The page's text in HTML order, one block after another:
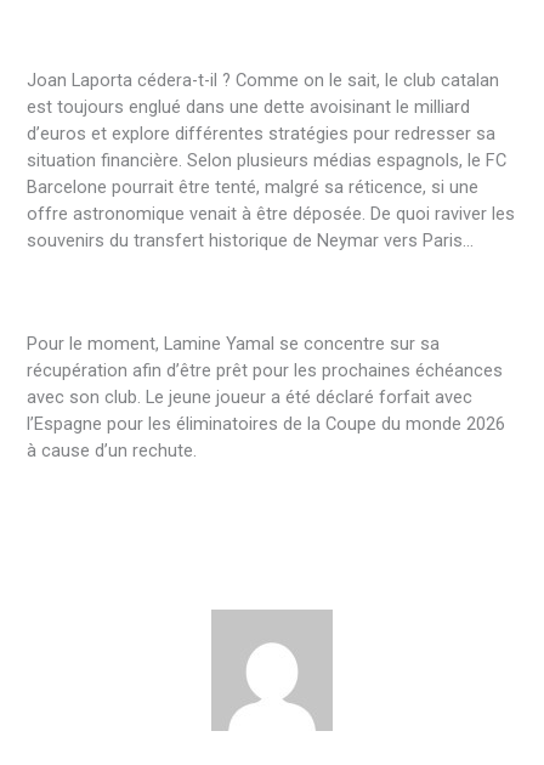
Joan Laporta cédera-t-il ? Comme on le sait, le club catalan
est toujours englué dans une dette avoisinant le milliard
d’euros et explore différentes stratégies pour redresser sa
situation financière. Selon plusieurs médias espagnols, le FC
Barcelone pourrait être tenté, malgré sa réticence, si une
offre astronomique venait à être déposée. De quoi raviver les
souvenirs du transfert historique de Neymar vers Paris…
Pour le moment, Lamine Yamal se concentre sur sa
récupération afin d’être prêt pour les prochaines échéances
avec son club. Le jeune joueur a été déclaré forfait avec
l’Espagne pour les éliminatoires de la Coupe du monde 2026
à cause d’un rechute.